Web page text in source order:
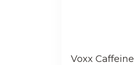
Voxx Caffeine